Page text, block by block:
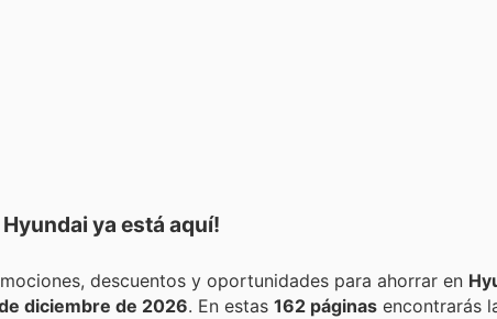
Hyundai ya está aquí!
Encuentra las mejores promociones, descuentos y oportunidades para ahorrar en
diciembre de 2026 . En estas 162 páginas encontrarás